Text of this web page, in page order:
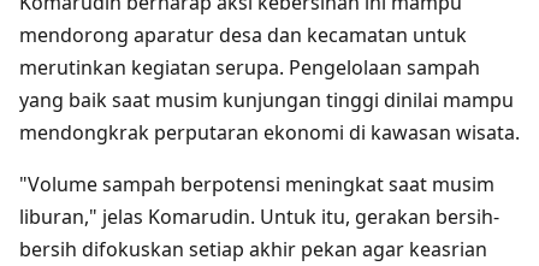
mendorong aparatur desa dan kecamatan untuk
merutinkan kegiatan serupa. Pengelolaan sampah
yang baik saat musim kunjungan tinggi dinilai mampu
mendongkrak perputaran ekonomi di kawasan wisata.
"Volume sampah berpotensi meningkat saat musim
liburan," jelas Komarudin. Untuk itu, gerakan bersih-
bersih difokuskan setiap akhir pekan agar keasrian